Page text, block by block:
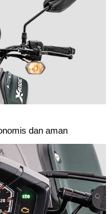
dan aman